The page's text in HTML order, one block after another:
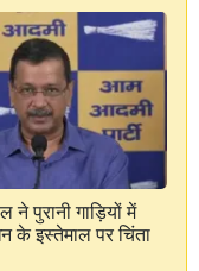
ने पुरानी गाड़ियों में
के इस्तेमाल पर चिंता